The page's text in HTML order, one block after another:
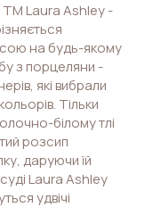
ТМ Laura Ashley -
на будь-якому
з порцеляни -
які вибрали
Тільки
білому тлі
розсип
даруючи їй
Laura Ashley
удвічі